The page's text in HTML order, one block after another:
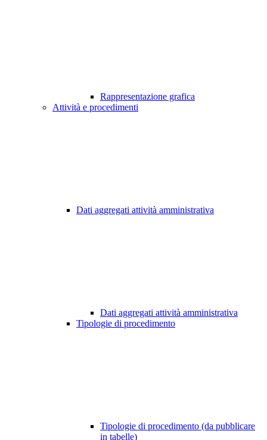
Rappresentazione grafica
Attività e procedimenti
Dati aggregati attività amministrativa
Dati aggregati attività amministrativa
Tipologie di procedimento
Tipologie di procedimento (da pubblicare
in tabelle)